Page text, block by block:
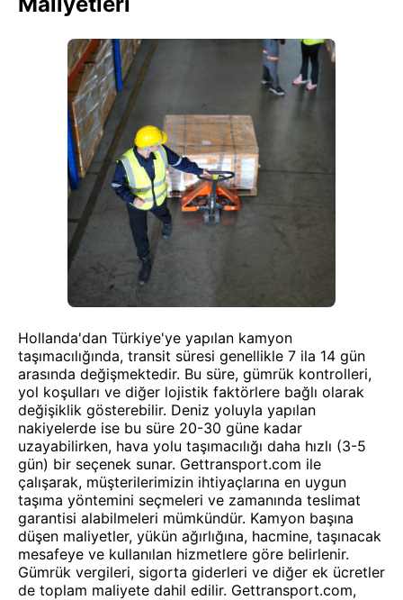
Hollanda'dan Türkiye'ye yapılan kamyon
taşımacılığında, transit süresi genellikle 7 ila 14 gün
arasında değişmektedir. Bu süre, gümrük kontrolleri,
yol koşulları ve diğer lojistik faktörlere bağlı olarak
değişiklik gösterebilir. Deniz yoluyla yapılan
nakiyelerde ise bu süre 20-30 güne kadar
uzayabilirken, hava yolu taşımacılığı daha hızlı (3-5
gün) bir seçenek sunar. Gettransport.com ile
çalışarak, müşterilerimizin ihtiyaçlarına en uygun
taşıma yöntemini seçmeleri ve zamanında teslimat
garantisi alabilmeleri mümkündür. Kamyon başına
düşen maliyetler, yükün ağırlığına, hacmine, taşınacak
mesafeye ve kullanılan hizmetlere göre belirlenir.
Gümrük vergileri, sigorta giderleri ve diğer ek ücretler
de toplam maliyete dahil edilir. Gettransport.com,